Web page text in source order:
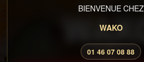
BIENVENUE CHEZ
WAKO
01 46 07 08 88
RESTAURANT JAPONAIS
WAKO